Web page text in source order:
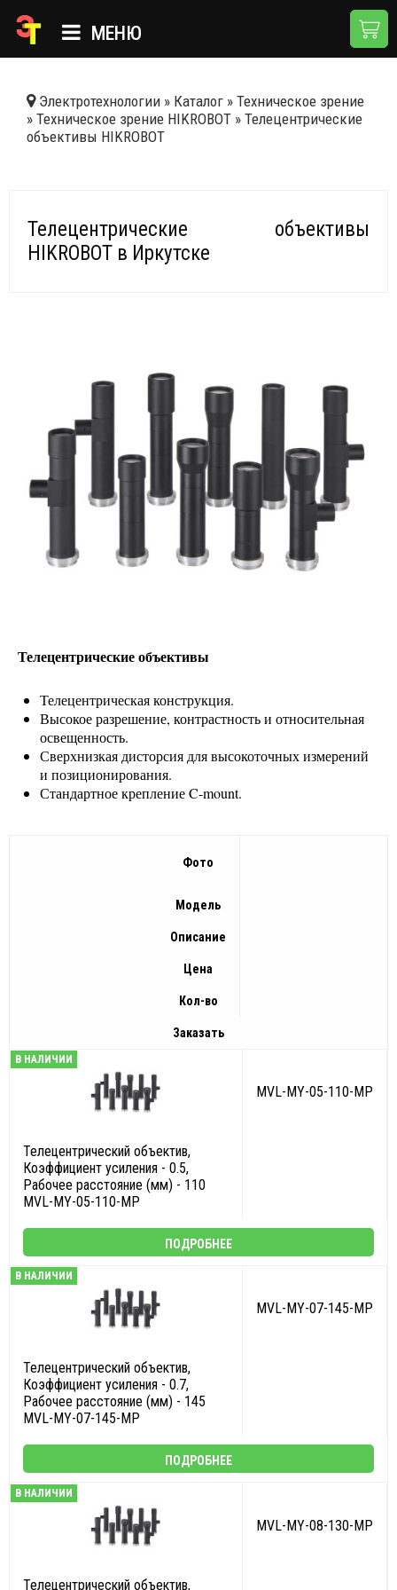
МЕНЮ
КАТАЛОГ
НОВОСТИ
ДОСТАВКА И ОПЛАТА
Электротехнологии » Каталог » Техническое зрение
» Техническое зрение HIKROBOT » Телецентрические
объективы HIKROBOT
Телецентрические объективы
HIKROBOT в Иркутске
Телецентрические объективы
Телецентрическая конструкция.
Высокое разрешение, контрастность и относительная
освещенность.
Сверхнизкая дисторсия для высокоточных измерений
и позиционирования.
Стандартное крепление C-mount.
Фото
Модель
Описание
Цена
Кол-во
Заказать
В НАЛИЧИИ
MVL-MY-05-110-MP
Телецентрический объектив,
Коэффициент усиления - 0.5,
Рабочее расстояние (мм) - 110
MVL-MY-05-110-MP
ПОДРОБНЕЕ
В НАЛИЧИИ
MVL-MY-07-145-MP
Телецентрический объектив,
Коэффициент усиления - 0.7,
Рабочее расстояние (мм) - 145
MVL-MY-07-145-MP
ПОДРОБНЕЕ
В НАЛИЧИИ
MVL-MY-08-130-MP
Телецентрический объектив,